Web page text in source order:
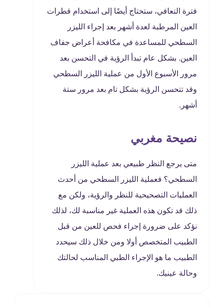
فترة التعافي، ستحتاج أيضًا إلى استخدام قطرات
العين المرطبة لعدة أشهر بعد إجراء الليزر
السطحي للمساعدة في مكافحة أعراض جفاف
العين. بشكل عام تبدأ الرؤية في التحسن بعد
مرور الأسبوع الأول من عملية الليزر السطحي
وقد تتحسن الرؤية بشكل تام بعد مرور ستة
أشهر.
نصيحة مغربي
متى يرجع النظر طبيعي بعد عملية الليزر
السطحي؟ فعملية الليزر السطحي من أحدث
العمليات التصحيحية للنظر والرؤية، ولكن مع
ذلك قد تكون هذه العملية غير مناسبة لك، لذلك
نؤكد على ضرورة إجراء فحص للعين من قبل
الطبيب المتخصص أولا ومن خلال ذلك سيحدد
الطبيب ما هو الإجراء الطبي المناسب لحالتك
وحالة عينيك.